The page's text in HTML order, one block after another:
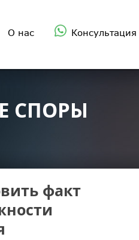
О нас Консультация
СПОРЫ
факт